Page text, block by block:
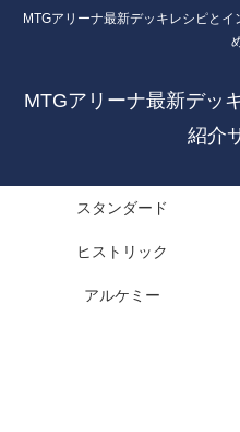
MTGアリーナ最新デッキレシピと
MTGアリーナ最新デッ
紹介
スタンダード
ヒストリック
アルケミー